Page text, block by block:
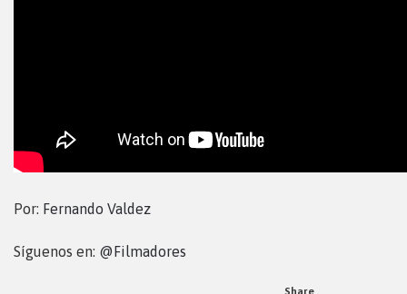
Por: Fernando Valdez
Síguenos en: @Filmadores
Share